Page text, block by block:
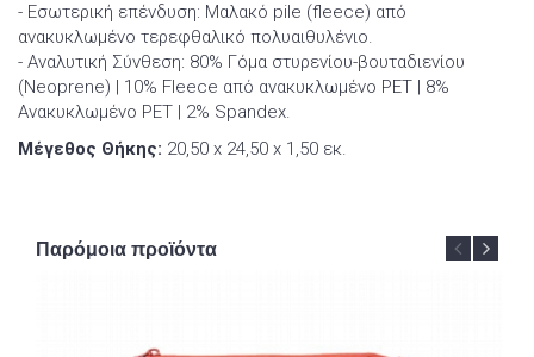
- Εσωτερική επένδυση: Μαλακό pile (fleece) από
ανακυκλωμένο τερεφθαλικό πολυαιθυλένιο.
- Αναλυτική Σύνθεση: 80% Γόμα στυρενίου-βουταδιενίου
(Neoprene) | 10% Fleece από ανακυκλωμένο PET | 8%
Ανακυκλωμένο PET | 2% Spandex.
Μέγεθος Θήκης: 20,50 x 24,50 x 1,50 εκ.
Παρόμοια προϊόντα